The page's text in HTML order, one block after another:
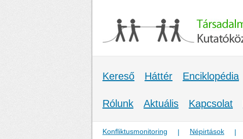
Kereső Háttér Enciklopédia
Rólunk Aktuális Kapcsolat
Konfliktusmonitoring | Népirtások |